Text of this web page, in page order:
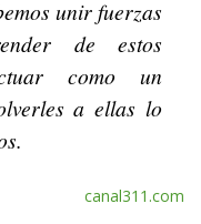
unir fuerzas
de estos
como un
a ellas lo
canal311.com